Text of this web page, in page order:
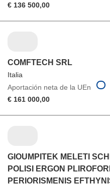
€ 136 500,00
COMFTECH SRL
Italia
Aportación neta de la UEn
€ 161 000,00
GIOUMPITEK MELETI
POLISI ERGON
PERIORISMENIS